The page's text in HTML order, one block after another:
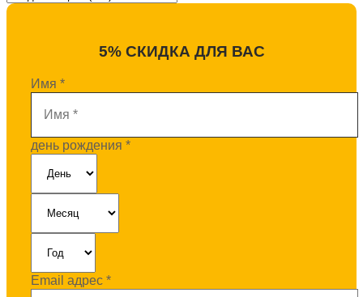
5% СКИДКА ДЛЯ ВАС
Имя *
день рождения *
Email адрес *